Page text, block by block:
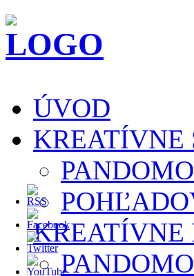
ÚVOD
KREATÍVNE
KREATÍVNE